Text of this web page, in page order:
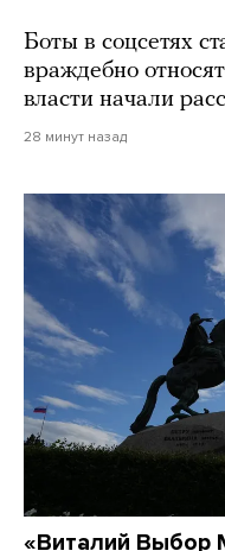
Боты в соцсетях
враждебно
власти начали
28 минут назад
«Виталий Выбор